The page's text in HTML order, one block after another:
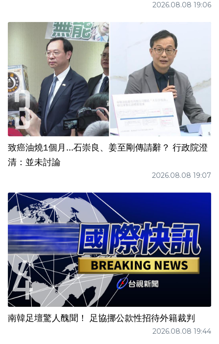
2026.08.08 19:06
致癌油燒1個月...石崇良、姜至剛傳請辭？ 行政院澄
清：並未討論
2026.08.08 19:07
南韓足壇驚人醜聞！ 足協挪公款性招待外籍裁判
2026.08.08 19:44